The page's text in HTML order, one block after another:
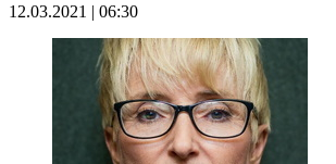
12.03.2021 | 06:30